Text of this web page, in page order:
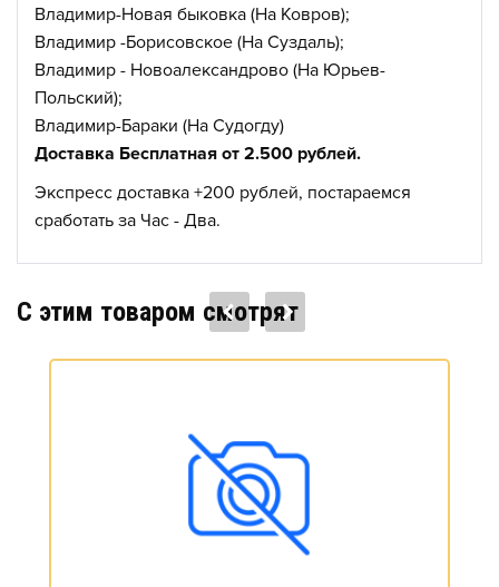
Владимир-Новая быковка (На Ковров);
Владимир -Борисовское (На Суздаль);
Владимир - Новоалександрово (На Юрьев-
Польский);
Владимир-Бараки (На Судогду)
Доставка Бесплатная от 2.500 рублей.
Экспресс доставка +200 рублей, постараемся
сработать за Час - Два.
C этим товаром смотрят